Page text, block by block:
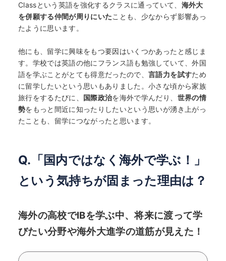
Classという英語を強化するクラスに通っていて、 海外大
を併願する仲間が周りにいたことも、少なからず影響あっ
たように思います。
他にも、留学に興味をもつ要因はいくつかあったと感じま
す。学校では英語の他にフランス語も勉強していて、外国
語を学ぶことがとても得意だったので、言語力を試すため
に留学したいという思いもありました。小さな頃から家族
旅行をするたびに、 国際政治を海外で学んだり、 世界の情
勢をもっと間近に知ったりしたいという思いが湧き上がっ
たことも、留学につながったと思います。
Q.「国内ではなく海外で学ぶ！」
という気持ちが固まった理由は？
海外の高校でIBを学ぶ中、将来に渡って学
びたい分野や海外大進学の道筋が見えた！